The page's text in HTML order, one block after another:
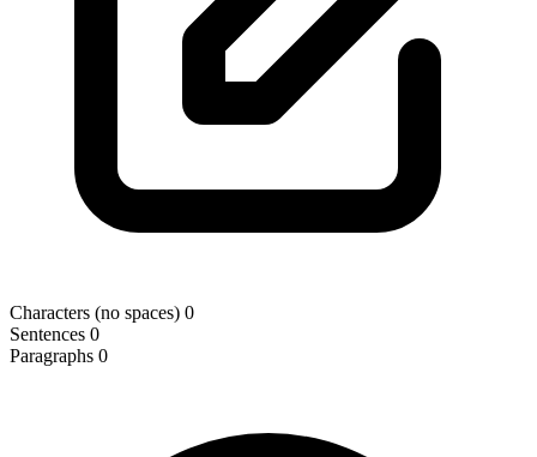
Characters (no spaces) 0
Sentences 0
Paragraphs 0